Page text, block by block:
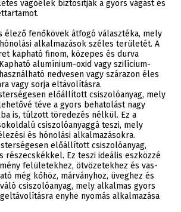
vágóélek biztosítják a gyors vágást és
élező fenőkövek átfogó választéka, mely
alkalmazások széles területét. A
kapható finom, közepes és durva
alumínium-oxid vagy szilícium-
nedvesen vagy szárazon éles
vagy sorja eltávolításra.
előállított csiszolóanyag, mely
téve a gyors behatolást nagy
is, túlzott töredezés nélkül. Ez a
csiszolóanyaggá teszi, mely
és hónolási alkalmazásokra.
előállított csiszolóanyag,
részecskékkel. Ez teszi ideális eszközzé
felületekhez, ötvözetekhez és vas-
még kőhöz, márványhoz, üveghez és
csiszolóanyag, mely alkalmas gyors
enyhe nyomás alkalmazása